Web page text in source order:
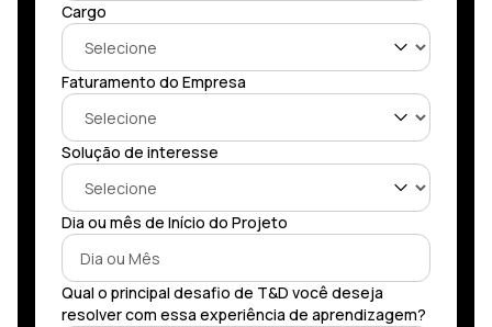
Cargo
Faturamento do Empresa
Solução de interesse
Dia ou mês de Início do Projeto
Qual o principal desafio de T&D você deseja
resolver com essa experiência de aprendizagem?